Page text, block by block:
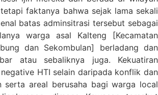
faktanya bahwa sejak lama sekali
batas adminsitrasi tersebut sebagai
warga asal Kalteng [Kecamatan
dan Sekombulan] berladang dan
atau sebaliknya juga. Kekuatiran
HTI selain daripada konflik dan
serta areal berusaha bagi warga local